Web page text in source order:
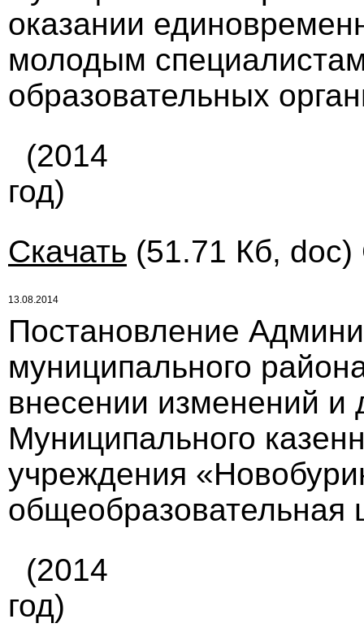
оказании
молодым
образовательных
(2014
год)
Скачать (51.71 Кб, doc)
13.08.2014
Постановление
муниципального
внесении изменений и
Муниципального
учреждения
общеобразовательная
(2014
год)